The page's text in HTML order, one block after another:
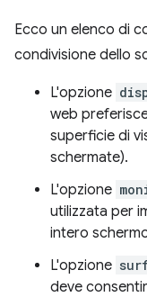
Ecco un elenco di
condivisione dello
L'opzione
web
superficie di
schermate).
L'opzione
utilizzata per
intero
L'opzione
deve